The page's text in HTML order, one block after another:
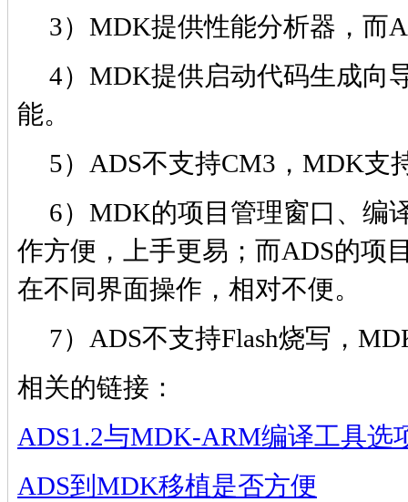
3）MDK提供性能分析器，而
4）MDK提供启动代码生成向
能。
5）ADS不支持CM3，MDK支
6）MDK的项目管理窗口、编
作方便，上手更易；而ADS的项
在不同界面操作，相对不便。
7）ADS不支持Flash烧写，
相关的链接：
ADS1.2与MDK-ARM编译工具选
ADS到MDK移植是否方便